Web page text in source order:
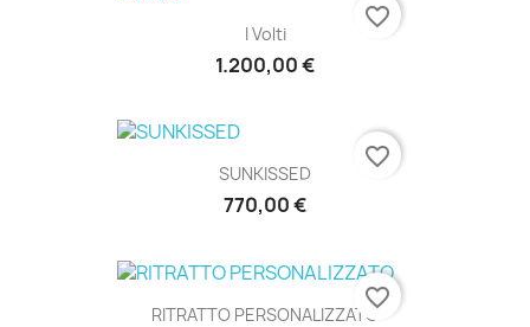
I Volti
1.200,00 €
favorite_border
SUNKISSED
770,00 €
favorite_border
RITRATTO PERSONALIZZATO
favorite_border